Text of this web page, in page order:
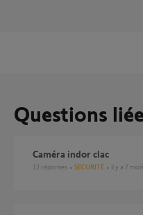
Questions
Caméra indor clac
12 réponses SÉCURITÉ il y a 7 mois